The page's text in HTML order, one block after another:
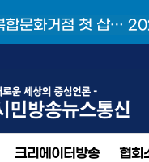
합문화거점 첫 삽…
크리에이터방송 협회